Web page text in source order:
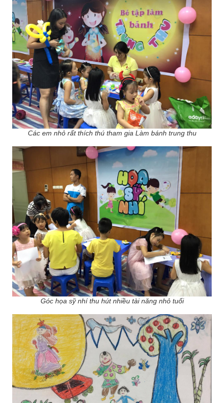
Các em nhỏ rất thích thú tham gia Làm bánh trung thu
Góc họa sỹ nhí thu hút nhiều tài năng nhỏ tuổi